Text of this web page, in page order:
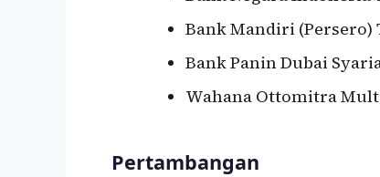
Bank Mandiri (Persero)
Bank Panin Dubai
Wahana Ottomitra
Pertambangan